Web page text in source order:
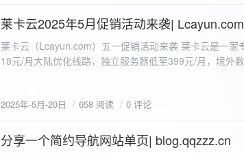
center fixed; /* 使用服务器上的路径 */ background-size: cover; /* 保证背景图片覆盖整个视窗 */ color:
#333; display: flex; justify-content: center; align-items: center; min-height: 100vh; margin: 0; } /* 容器样
式 */ .container { background-color: rgba(255, 255, 255, 0.9); /* 使用半透明白色背景，以便在图片背景
上更清晰地显示内容 */ padding: 30px; border-radius: 8px; box-shadow: 0 4px 8px rgba(0, 0, 0, 0.1);
padding: 8px; background-color: #f7f7f7; border: 1px solid #ccc; border-radius: 4px; font-size: 16px;
size: 16px; border: none; border-radius: 4px; cursor: pointer; transition: background-color 0.3s ease; }
2025-5-20
莱卡云2025年5月促销活动来袭| Lcayun.com
莱卡云（Lcayun.com）五一促销活动来袭 莱卡云是一家专门经营大陆优化线路的服务商，云服务器低至
18元/月大陆优化线路，独立服务器低至399元/月，境外
https://www.lcayun.com/actcloud.html
2025年-5月-20日 658 阅读 0 评论
2025-5-19
分享一个简约导航网站单页| blog.qqzzz.cn